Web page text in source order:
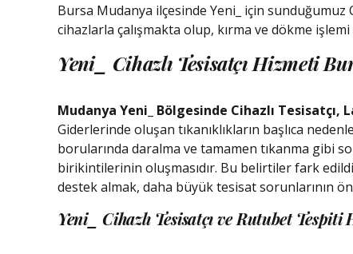
Bursa Mudanya ilçesinde Yeni_ için sunduğumuz
cihazlarla çalışmakta olup, kırma ve dökme
Yeni_ Cihazlı Tesisatçı Hizmeti
Mudanya Yeni_ Bölgesinde Cihazlı
Giderlerinde oluşan tıkanıklıkların başlıca
borularında daralma ve tamamen tıkanma gibi
birikintilerinin oluşmasıdır. Bu belirtiler fark
destek almak, daha büyük tesisat sorunlarının
Yeni_ Cihazlı Tesisatçı ve Rutubet Tespiti